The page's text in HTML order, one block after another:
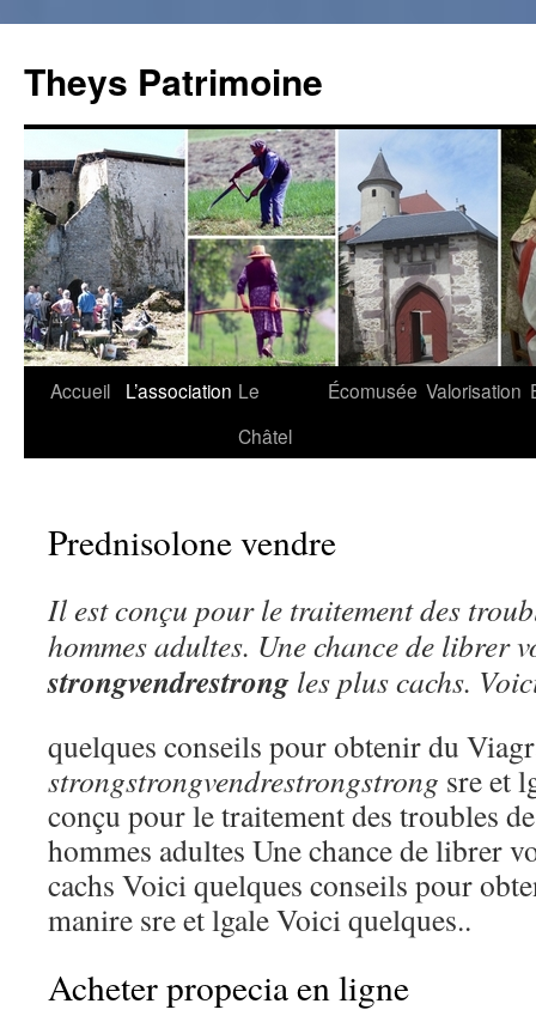
Theys Patrimoine
Aller
Accueil L’association Le
Châtel
Écomusée Valorisation
Prednisolone vendre
Il est conçu pourle traitement des
hommes adultes. Une chance de librer
strongvendrestrong les plus cachs.
quelques conseils pour obtenir du
strongstrongvendrestrongstrong sre et
conçu pour le traitement des troubles
hommes adultes Une chance de librer
cachs Voici quelques conseils pour
manire sre et lgale Voici quelques..
Acheter propecia en ligne